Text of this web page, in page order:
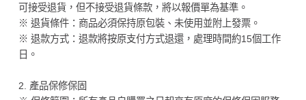
可接受退貨，但不接受退貨條款，將以報價單為基準。
※ 退貨條件：商品必須保持原包裝、未使用並附上發票。
※ 退款方式：退款將按原支付方式退還，處理時間約15個工作
日。
2. 產品保修保固